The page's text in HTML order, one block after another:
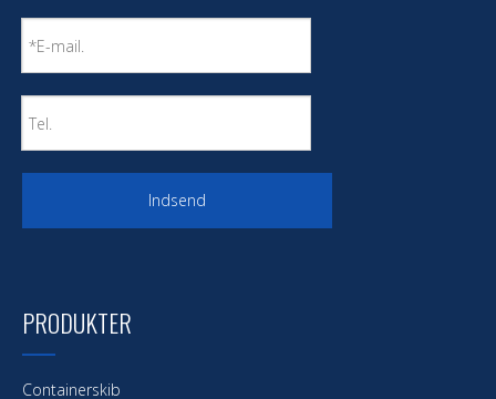
Indsend
PRODUKTER
Containerskib